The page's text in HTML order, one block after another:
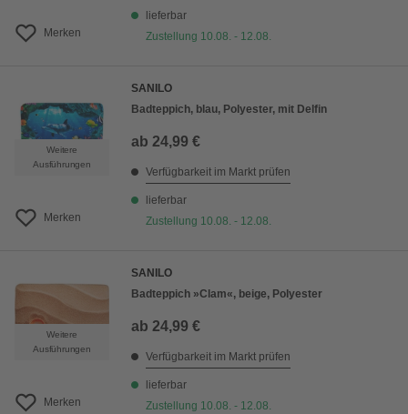
Merken
lieferbar
Zustellung 10.08. - 12.08.
Weitere
Ausführungen
Merken
SANILO
Badteppich, blau, Polyester, mit Delfin
ab 24,99 €
Verfügbarkeit im Markt prüfen
lieferbar
Zustellung 10.08. - 12.08.
Weitere
Ausführungen
Merken
SANILO
Badteppich »Clam«, beige, Polyester
ab 24,99 €
Verfügbarkeit im Markt prüfen
lieferbar
Zustellung 10.08. - 12.08.